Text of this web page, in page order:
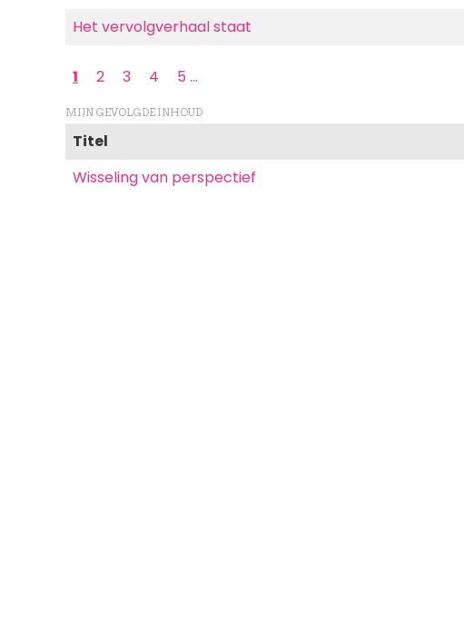
Het vervolgverhaal staat
Paginering
Huidige
1 Page
2 Page
3 Page
4 Page
5 …
MIJN GEVOLGDE INHOUD
Titel
Wisseling van perspectief